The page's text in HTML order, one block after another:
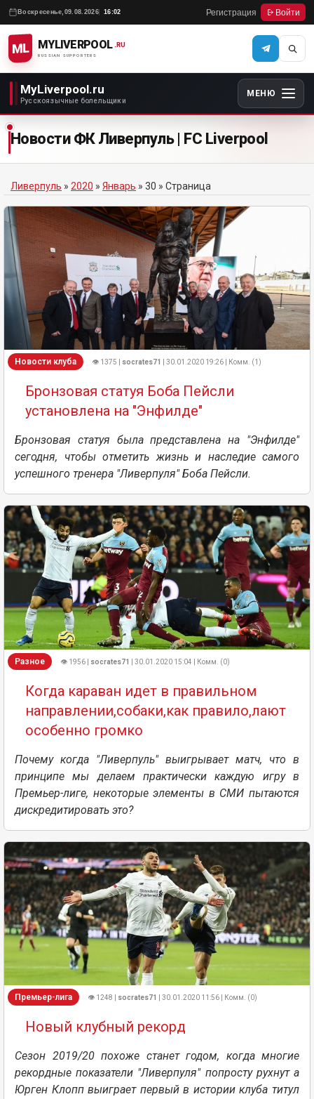
Воскресенье, 09.08.2026 16:02 Регистрация Войти
ML MYLIVERPOOL
RUSSIAN SUPPORTERS
.RU
MyLiverpool.ru
Русскоязычные болельщики
МЕНЮ
Новости ФК Ливерпуль | FC Liverpool
Ливерпуль » 2020 » Январь » 30 » Страница
Новости клуба 👁 1375 | socrates71 | 30.01.2020 19:26 | Комм. (1)
Бронзовая статуя Боба Пейсли
установлена на "Энфилде"
Бронзовая статуя была представлена ​​на "Энфилде"
сегодня, чтобы отметить жизнь и наследие самого
успешного тренера "Ливерпуля" Боба Пейсли.
Разное 👁 1956 | socrates71 | 30.01.2020 15:04 | Комм. (0)
Когда караван идет в правильном
направлении,собаки,как правило,лают
особенно громко
Почему когда "Ливерпуль" выигрывает матч, что в
принципе мы делаем практически каждую игру в
Премьер-лиге, некоторые элементы в СМИ пытаются
дискредитировать это?
Премьер-лига 👁 1248 | socrates71 | 30.01.2020 11:56 | Комм. (0)
Новый клубный рекорд
Сезон 2019/20 похоже станет годом, когда многие
рекордные показатели "Ливерпуля" попросту рухнут а
Юрген Клопп выиграет первый в истории клуба титул